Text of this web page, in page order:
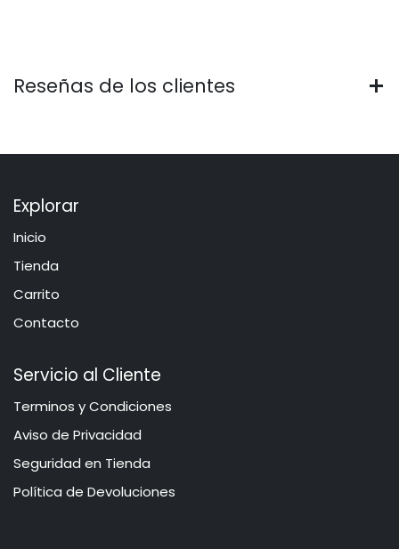
Reseñas de los clientes
Explorar
Inicio
​​​Tie​n​d​a
Carrito
Contacto
Servicio al Cliente
​​​​​​​​​​​​​​​​​​T​e​r​mi​n​o​s​ ​y​ Co​n​di​cio​ne​s
Aviso de Privacidad
​​​​​​​​S​e​gu​r​idad ​en​ Ti​enda
Política de Devoluciones